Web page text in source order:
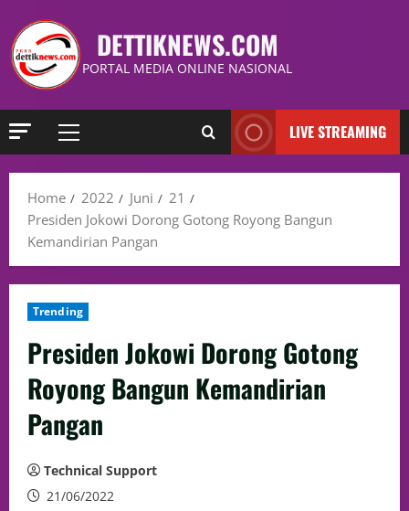
DETTIKNEWS.COM
PORTAL MEDIA ONLINE NASIONAL
LIVE STREAMING
Home 2022 Juni
21
Presiden Jokowi Dorong Gotong Royong Bangun
Kemandirian Pangan
Trending
Presiden Jokowi Dorong Gotong
Royong Bangun Kemandirian
Pangan
Technical Support
21/06/2022